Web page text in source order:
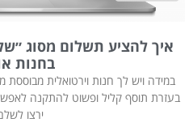
איך להציע תשלום מסוג
בחנות
במידה ויש לך חנות וירטואלית מבוססת
בעזרת תוסף קליל ופשוט להתקנה
ירצו